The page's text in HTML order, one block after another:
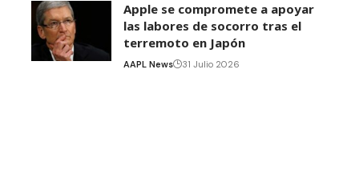
Apple se compromete a apoyar
las labores de socorro tras el
terremoto en Japón
AAPL News 31 Julio 2026